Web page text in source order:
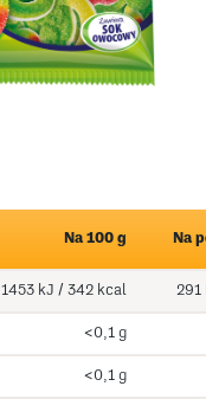
Na 100 g Na
1453 kJ / 342 kcal 291
<0,1 g
<0,1 g